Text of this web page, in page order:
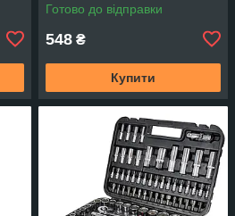
Готово до відправки
548 ₴
Купити